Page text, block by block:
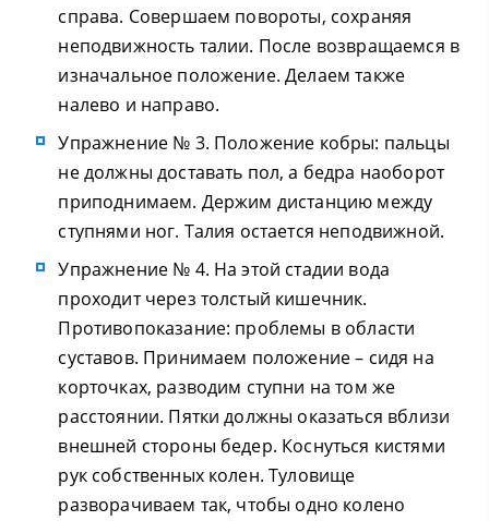
справа. Совершаем повороты, сохраняя
неподвижность талии. После возвращаемся в
изначальное положение. Делаем также
налево и направо.
Упражнение № 3. Положение кобры: пальцы
не должны доставать пол, а бедра наоборот
приподнимаем. Держим дистанцию между
ступнями ног. Талия остается неподвижной.
Упражнение № 4. На этой стадии вода
проходит через толстый кишечник.
Противопоказание: проблемы в области
суставов. Принимаем положение – сидя на
корточках, разводим ступни на том же
расстоянии. Пятки должны оказаться вблизи
внешней стороны бедер. Коснуться кистями
рук собственных колен. Туловище
разворачиваем так, чтобы одно колено